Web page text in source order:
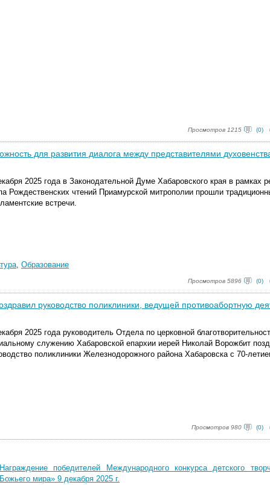
Просмотров 1215 (0)
для развития диалога между представителями
2025 года в Законодательной Думе Хабаровского края в рамках
Рождественских чтений Приамурской митрополии прошли
встречи.
, Образование
Просмотров 5896 (0)
руководство поликлиники, ведущей противоабортную
2025 года руководитель Отдела по церковной
служению Хабаровской епархии иерей Николай Ворожбит
поликлиники Железнодорожного района Хабаровска с 70-
Просмотров 980 (0)
Награждение победителей Международного конкурса детского
Божьего мира» 9 декабря 2025 г.